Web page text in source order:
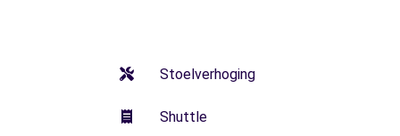
Stoelverhoging
Shuttle